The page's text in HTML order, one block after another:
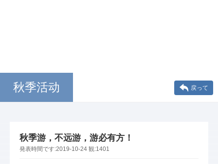
秋季活动 戻って
秋季游，不远游，游必有方！
発表時間です:2019-10-24 観:1401